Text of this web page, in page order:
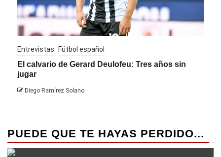
Entrevistas Fútbol español
El calvario de Gerard Deulofeu: Tres años sin
jugar
Diego Ramírez Solano
PUEDE QUE TE HAYAS PERDIDO...